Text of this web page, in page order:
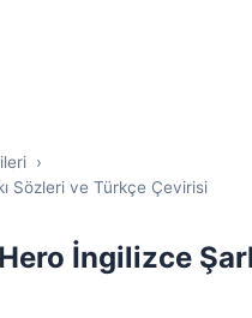
Sözleri ve Türkçe Çevirisi
İngilizce